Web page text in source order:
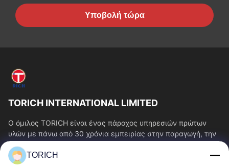
Υποβολή τώρα
TORICH INTERNATIONAL LIMITED
Ο όμιλος TORICH είναι ένας πάροχος υπηρεσιών πρώτων
υλών με πάνω από 30 χρόνια εμπειρίας στην παραγωγή, την
έρευνα και ανάπτυξη, το εμπόριο, την...
Γρήγοροι Σύνδεσμοι
TORICH